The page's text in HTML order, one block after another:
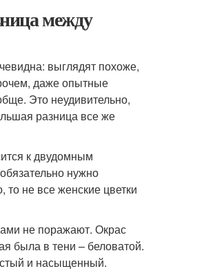
между
выглядят похоже,
даже опытные
Это неудивительно,
разница все же
к двудомным
нужно
то не все женские цветки
не поражают. Окрас
была в тени – беловатой.
и насыщенный.